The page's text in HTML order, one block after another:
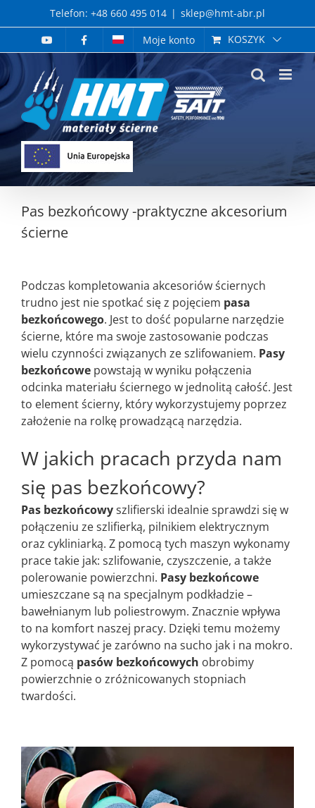
to
Telefon: +48 660 495 014 | sklep@hmt-abr.pl
Moje konto
KOSZYK
Pas bezkońcowy -praktyczne akcesorium
ścierne
Podczas kompletowania akcesoriów ściernych
trudno jest nie spotkać się z pojęciem pasa
bezkońcowego. Jest to dość popularne narzędzie
ścierne, które ma swoje zastosowanie podczas
wielu czynności związanych ze szlifowaniem. Pasy
bezkońcowepowstają w wyniku połączenia
odcinka materiału ściernego w jednolitą całość. Jest
to element ścierny, który wykorzystujemy poprzez
założenie na rolkę prowadzącą narzędzia.
W jakich pracach przyda nam
się pas bezkońcowy?
Pas bezkońcowyszlifierski idealnie sprawdzi się w
połączeniu ze szlifierką, pilnikiem elektrycznym
oraz cykliniarką. Z pomocą tych maszyn wykonamy
prace takie jak: szlifowanie, czyszczenie, a także
polerowanie powierzchni. Pasy bezkońcowe
umieszczane są na specjalnym podkładzie –
bawełnianym lub poliestrowym. Znacznie wpływa
to na komfort naszej pracy. Dzięki temu możemy
wykorzystywać je zarówno na sucho jak i na mokro.
Z pomocą pasów bezkońcowych obrobimy
powierzchnie o zróżnicowanych stopniach
twardości.